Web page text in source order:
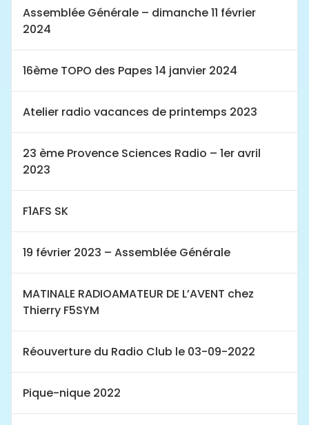
Assemblée Générale – dimanche 11 février
2024
16ème TOPO des Papes 14 janvier 2024
Atelier radio vacances de printemps 2023
23 ème Provence Sciences Radio – 1er avril
2023
F1AFS SK
19 février 2023 – Assemblée Générale
MATINALE RADIOAMATEUR DE L’AVENT chez
Thierry F5SYM
Réouverture du Radio Club le 03-09-2022
Pique-nique 2022